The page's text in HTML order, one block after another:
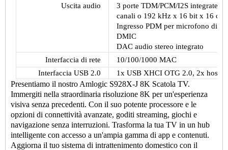
Uscita audio
3 porte TDM/PCM/I2S integrate
canali o 192 kHz x 16 bit x 16
Ingresso PDM per microfono
DMIC
DAC audio stereo integrato
Interfaccia di rete
10/100/1000 MAC
Interfaccia USB 2.0
1x USB XHCI OTG 2.0, 2x host
Presentiamo il nostro Amlogic S928X-J 8K Scatola TV.
Immergiti nella straordinaria risoluzione 8K per un'esperienza
visiva senza precedenti. Con il suo potente processore e le
opzioni di connettività avanzate, goditi streaming, giochi e
navigazione senza interruzioni. Trasforma la tua TV in un hub
intelligente con accesso a un'ampia gamma di app e contenuti.
Aggiorna il tuo sistema di intrattenimento domestico con il